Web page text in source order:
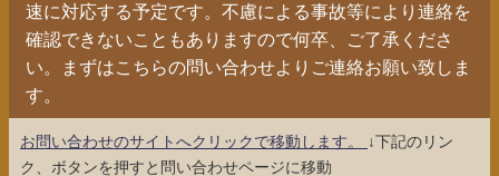
速に対応する予定です。不慮による事故等により連絡を
確認できないこともありますので何卒、ご了承くださ
い。まずはこちらの問い合わせよりご連絡お願い致しま
す。
お問い合わせのサイトへクリックで移動します。
↓下記のリン
ク、ボタンを押すと問い合わせページに移動